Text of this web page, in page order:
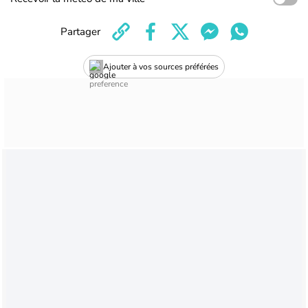
Ajouter à vos sources préférées
Partager